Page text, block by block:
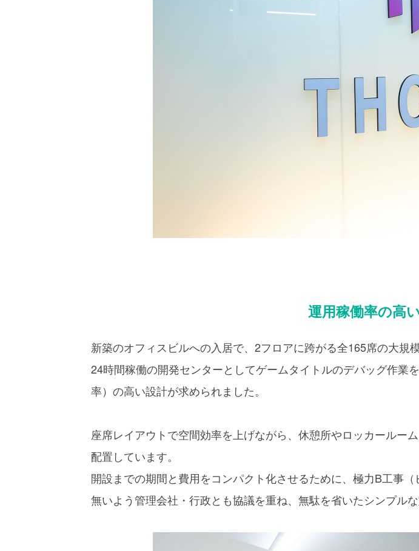
運用稼働率の高
新築のオフィスビルへの入居で、2フロアに跨がる全165席の大規模
24時間稼働の開発センターとしてゲームタイトルのデバッグ作業
率）の高い設計が求められました。
座席レイアウトで空間効率を上げながら、休憩所やロッカールー
配置しています。
開設までの期間と費用をコンパクト化させるために、極力B工事
無いよう管理会社・行政とも協議を重ね、無駄を省いたシンプルな